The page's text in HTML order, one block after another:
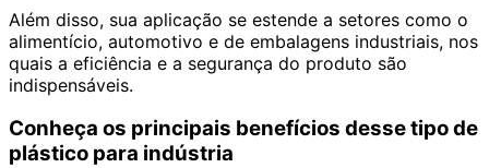
Além disso, sua aplicação se estende a setores como o
alimentício, automotivo e de embalagens industriais, nos
quais a eficiência e a segurança do produto são
indispensáveis.
Conheça os principais benefícios desse tipo de
plástico para indústria